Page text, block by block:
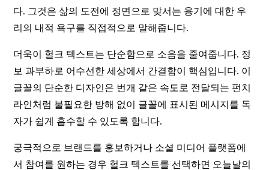
다. 그것은 삶의 도전에 정면으로 맞서는 용기에 대한 우
리의 내적 욕구를 직접적으로 말해줍니다.
더욱이 헐크 텍스트는 단순함으로 소음을 줄여줍니다. 정
보 과부하로 어수선한 세상에서 간결함이 핵심입니다. 이
글꼴의 단순한 디자인은 번개 같은 속도로 전달되는 펀치
라인처럼 불필요한 방해 없이 글꼴에 표시된 메시지를 독
자가 쉽게 흡수할 수 있도록 합니다.
궁극적으로 브랜드를 홍보하거나 소셜 미디어 플랫폼에
서 참여를 원하는 경우 헐크 텍스트를 선택하면 오늘날의